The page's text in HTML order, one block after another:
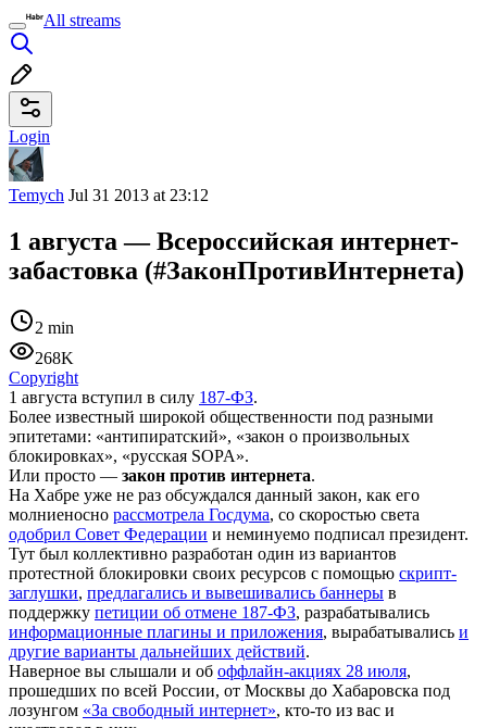
All streams
Login
Temych Jul 31 2013 at 23:12
1 августа — Всероссийская интернет-
забастовка (#ЗаконПротивИнтернета)
2 min
268K
Copyright
1 августа вступил в силу 187-ФЗ.
Более известный широкой общественности под разными
эпитетами: «антипиратский», «закон о произвольных
блокировках», «руcская SOPA».
Или просто — закон против интернета.
На Хабре уже не раз обсуждался данный закон, как его
молниеносно рассмотрела Госдума, со скоростью света
одобрил Совет Федерации и неминуемо подписал президент.
Тут был коллективно разработан один из вариантов
протестной блокировки своих ресурсов с помощью скрипт-
заглушки, предлагались и вывешивались баннеры в
поддержку петиции об отмене 187-ФЗ, разрабатывались
информационные плагины и приложения, вырабатывались и
другие варианты дальнейших действий.
Наверное вы слышали и об оффлайн-акциях 28 июля,
прошедших по всей России, от Москвы до Хабаровска под
лозунгом «За свободный интернет», кто-то из вас и